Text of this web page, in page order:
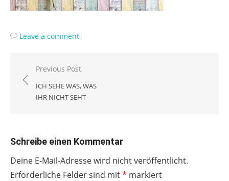
Leave a comment
Beitragsnavigation
Previous Post
ICH SEHE WAS, WAS
IHR NICHT SEHT
Schreibe einen Kommentar
Deine E-Mail-Adresse wird nicht veröffentlicht.
Erforderliche Felder sind mit* markiert